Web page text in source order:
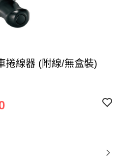
FX 紡車捲線器 (附線/無盒裝)